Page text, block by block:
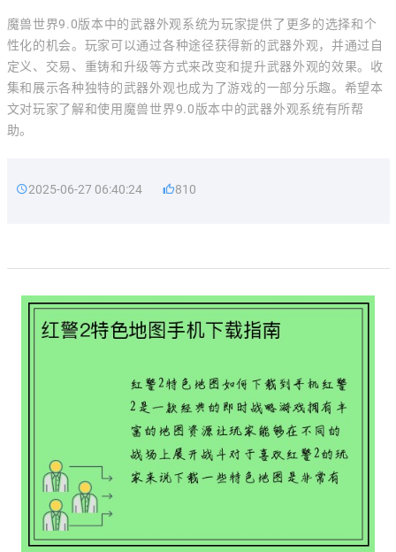
魔兽世界9.0版本中的武器外观系统为玩家提供了更多的选择和个
性化的机会。玩家可以通过各种途径获得新的武器外观，并通过自
定义、交易、重铸和升级等方式来改变和提升武器外观的效果。收
集和展示各种独特的武器外观也成为了游戏的一部分乐趣。希望本
文对玩家了解和使用魔兽世界9.0版本中的武器外观系统有所帮
助。
2025-06-27 06:40:24 810